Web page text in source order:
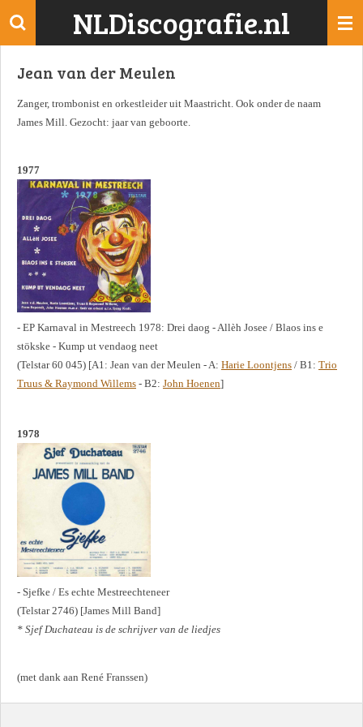
Ga
de
NLDiscografie.nl
Jean van der Meulen
Zanger, trombonist en orkestleider uit Maastricht. Ook onder de naam
James Mill. Gezocht: jaar van geboorte.
1977
- EP Karnaval in Mestreech 1978: Drei daog - Allèh Josee / Blaos ins e
stökske - Kump ut vendaog neet
(Telstar 60 045) [A1: Jean van der Meulen - A: Harie Loontjens / B1: Trio
Truus & Raymond Willems - B2: John Hoenen]
1978
- Sjefke / Es echte Mestreechteneer
(Telstar 2746) [James Mill Band]
* Sjef Duchateau is de schrijver van de liedjes
(met dank aan René Franssen)